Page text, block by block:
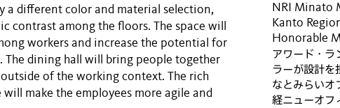
a different color and material selection,
contrast among the floors. The space will
workers and increase the potential for
The dining hall will bring people together
of the working context. The rich
make the employees more agile and
NRI Minato
Kanto
Honorable
アワード・ラ
ラーが設計を
なとみらいオ
経ニューオフ